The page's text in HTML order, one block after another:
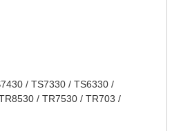
/ TS7330 / TS6330 /
/ TR7530 / TR703 /